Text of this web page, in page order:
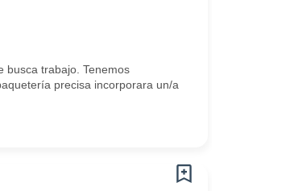
busca trabajo. Tenemos
precisa incorporara un/a